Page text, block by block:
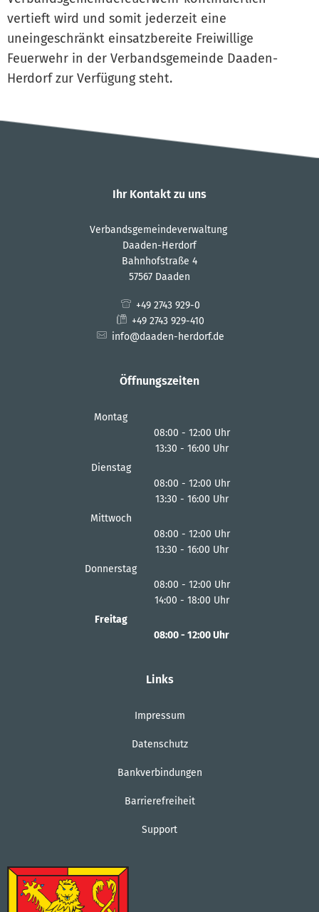
vertieft wird und somit jederzeit eine
uneingeschränkt einsatzbereite Freiwillige
Feuerwehr in der Verbandsgemeinde Daaden-
Herdorf zur Verfügung steht.
Ihr Kontakt zu uns
Verbandsgemeindeverwaltung
Daaden-Herdorf
Bahnhofstraße 4
57567 Daaden
+49 2743 929-0
+49 2743 929-410
info@daaden-herdorf.de
Öffnungszeiten
Montag
08:00 - 12:00 Uhr
Von 08:00 bis 12:00 Uhr
13:30 - 16:00 Uhr
Dienstag
08:00 - 12:00 Uhr
Von 08:00 bis 12:00 Uhr
13:30 - 16:00 Uhr
Mittwoch
08:00 - 12:00 Uhr
Von 08:00 bis 12:00 Uhr
13:30 - 16:00 Uhr
Donnerstag
08:00 - 12:00 Uhr
Von 08:00 bis 12:00 Uhr
14:00 - 18:00 Uhr
Freitag
08:00- 12:00Uhr
Links
Impressum
Datenschutz
Bankverbindungen
Barrierefreiheit
Support